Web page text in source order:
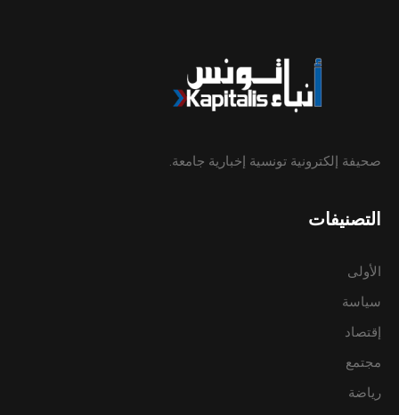
صحيفة إلكترونية تونسية إخبارية جامعة.
التصنيفات
الأولى
سياسة
إقتصاد
مجتمع
رياضة